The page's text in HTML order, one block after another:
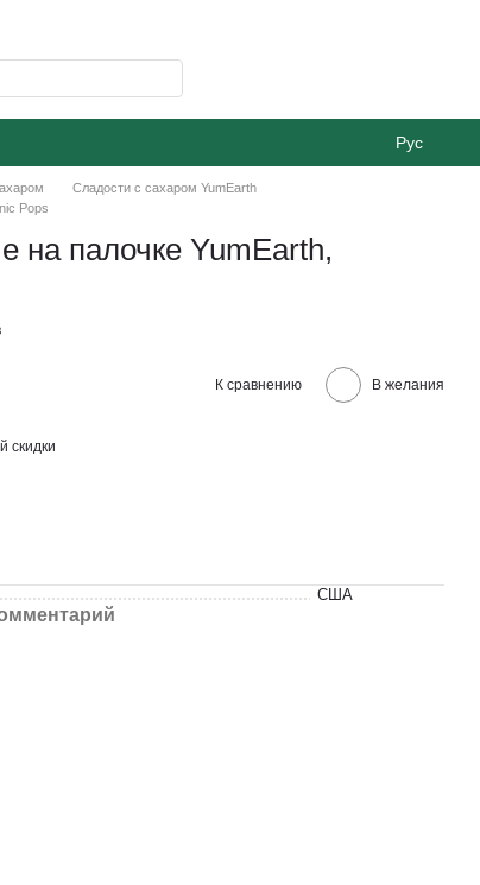
Рус
Сладости с сахаром YumEarth
Pops
на палочке YumEarth,
К сравнению В желания
скидки
США